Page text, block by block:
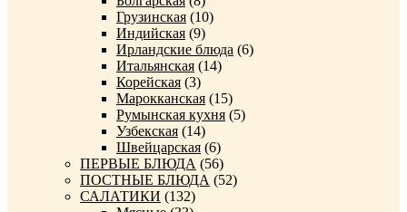
Грузинская (10)
Индийская (9)
Ирландские блюда (6)
Итальянская (14)
Корейская (3)
Марокканская (15)
Румынская кухня (5)
Узбекская (14)
Швейцарская (6)
ПЕРВЫЕ БЛЮДА (56)
ПОСТНЫЕ БЛЮДА (52)
САЛАТИКИ (132)